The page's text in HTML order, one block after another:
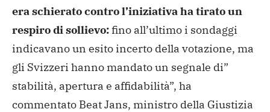
era schierato contro l’iniziativa ha tirato un
respiro di sollievo:fino all’ultimo i sondaggi
indicavano un esito incerto della votazione, ma
gli Svizzeri hanno mandato un segnale di”
stabilità, apertura e affidabilità”, ha
commentato Beat Jans, ministro della Giustizia